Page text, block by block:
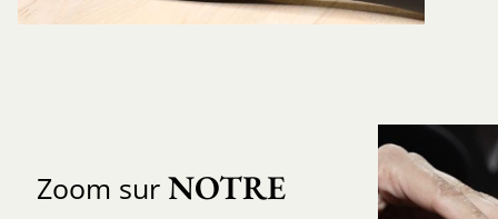
Zoom sur NOTRE